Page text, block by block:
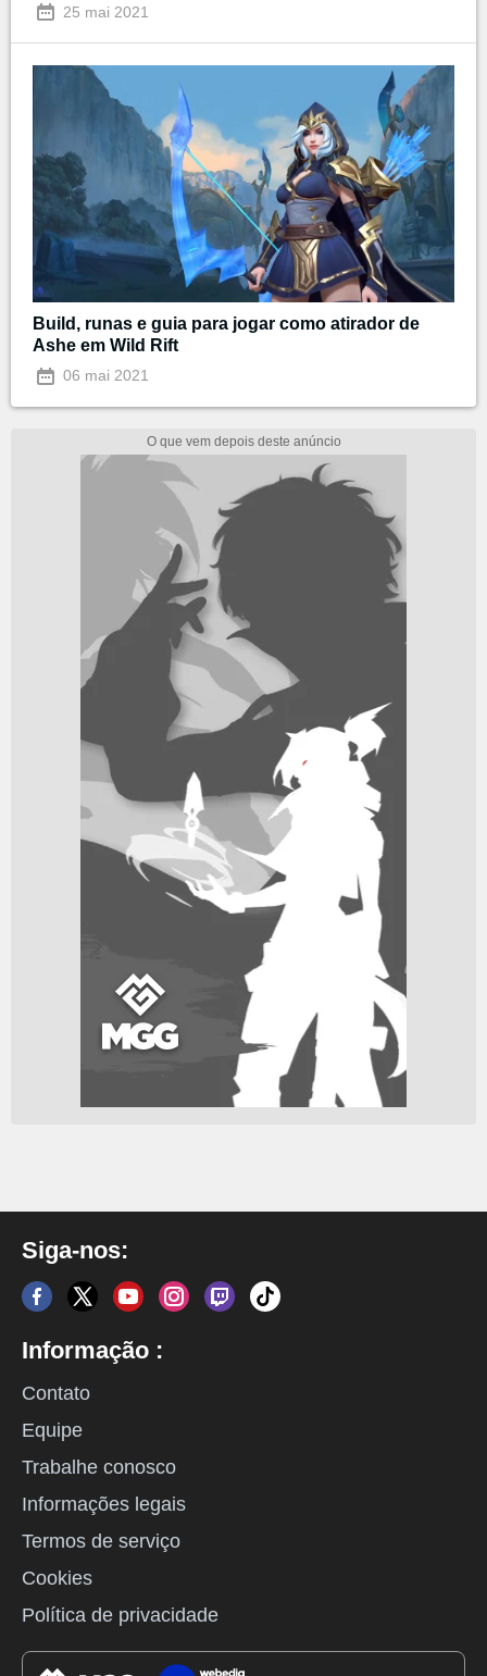
25 mai 2021
Build, runas e guia para jogar como atirador de
Ashe em Wild Rift
06 mai 2021
Siga-nos:
Informação :
Contato
Equipe
Trabalhe conosco
Informações legais
Termos de serviço
Cookies
Política de privacidade